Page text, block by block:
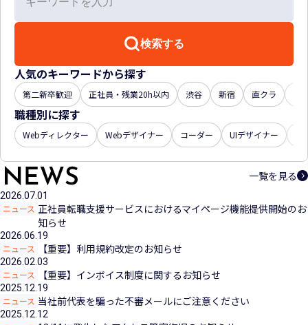
検索する
人気のキーワードから探す
第二新卒歓迎 正社員・残業20h以内 渋谷 新宿 直クラ
職種別に探す
Webディレクター Webデザイナー コーダー UIデザイナー
一覧を見る
2026.07.01
ニュース 正社員転職支援サービスにおけるマイページ機能提供開始のお
知らせ
2026.06.19
ニュース 【重要】利用規約改定のお知らせ
2026.02.03
ニュース 【重要】インボイス制度に関するお知らせ
2025.12.19
ニュース 当社前代表を騙った不審メールにご注意ください
2025.12.12